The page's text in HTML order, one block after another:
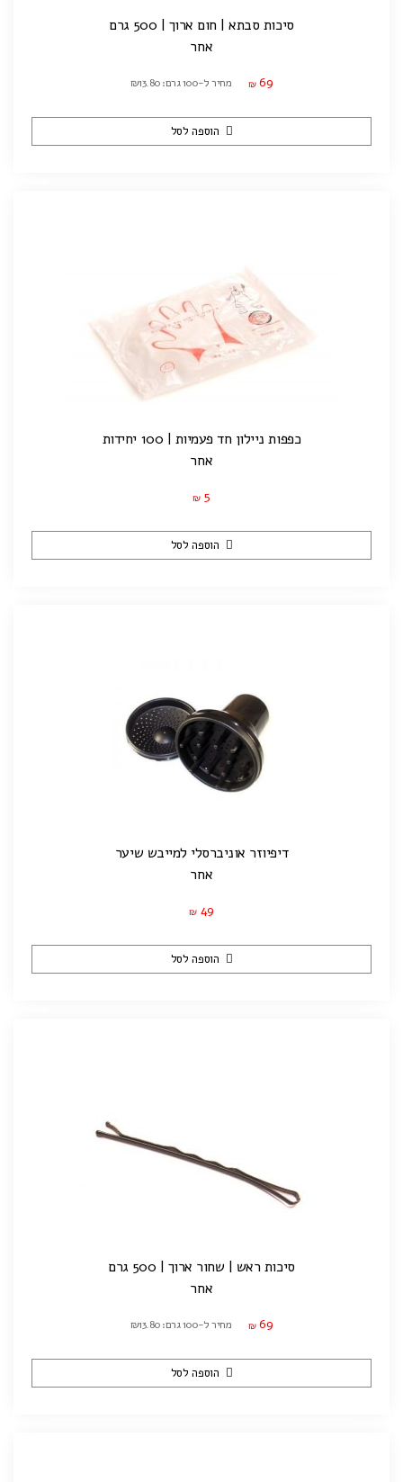
סיכות סבתא | חום ארוך | 500 גרם
אחר
₪ 69 מחיר ל-100 גרם: ₪13.80
הוספה לסל
כפפות ניילון חד פעמיות | 100 יחידות
אחר
₪ 5
הוספה לסל
דיפיוזר אוניברסלי למייבש שיער
אחר
₪ 49
הוספה לסל
סיכות ראש | שחור ארוך | 500 גרם
אחר
₪ 69 מחיר ל-100 גרם: ₪13.80
הוספה לסל